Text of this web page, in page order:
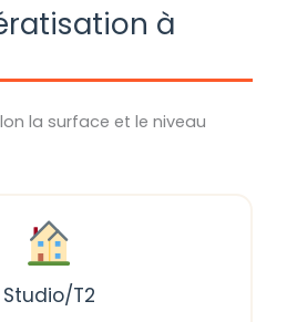
à
la surface et le niveau
Studio/T2